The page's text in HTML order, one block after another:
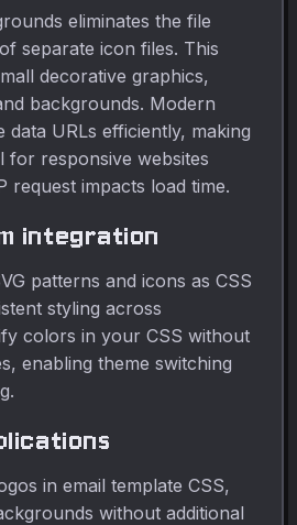
eliminates the file
separate icon files. This
decorative graphics,
backgrounds. Modern
data URLs efficiently, making
for responsive websites
request impacts load time.
integration
patterns and icons as CSS
styling across
colors in your CSS without
enabling theme switching
in email template CSS,
without additional